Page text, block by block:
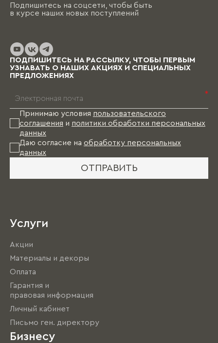
Подпишитесь на соцсети, чтобы быть
в курсе наших новых поступлений
ПОДПИШИТЕСЬ НА РАССЫЛКУ, ЧТОБЫ ПЕРВЫМ
УЗНАВАТЬ О НАШИХ АКЦИЯХ И СПЕЦИАЛЬНЫХ
ПРЕДЛОЖЕНИЯХ
*
Принимаю условия пользовательского
соглашения и политики обработки персональных
данных
Даю согласие на обработку персональных
данных
ОТПРАВИТЬ
Услуги
Акции
Материалы и декоры
Оплата
Гарантия и
правовая информация
Личный кабинет
Письмо ген. директору
Бизнесу